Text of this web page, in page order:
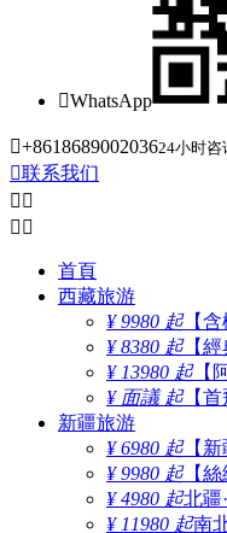
WhatsApp
+861868900203624小时咨
联系我们
 
 
首頁
西藏旅游
¥ 9980 起【含
¥ 8380 起【經
¥ 13980 起【
¥ 面議 起【首
新疆旅游
¥ 6980 起【新
¥ 9980 起【絲
¥ 4980 起北疆
¥ 11980 起南